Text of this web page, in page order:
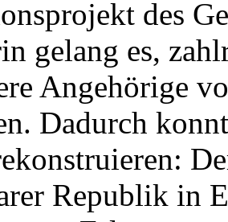
des
gelang es,
Angehörige
Dadurch
Republik in